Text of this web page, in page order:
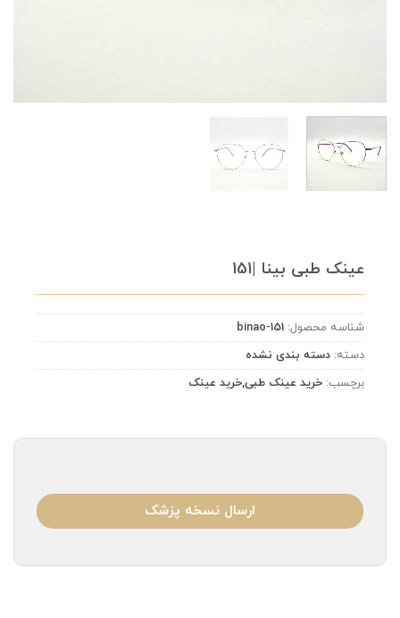
عینک طبی بینا |151
شناسه محصول: binao-151
دسته: دسته بندی نشده
برچسب: خرید عینک طبی,خرید عینک
ارسال نسخه پزشک